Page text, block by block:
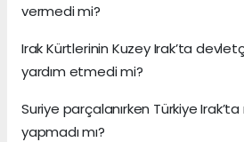
vermedi mi?
Irak Kürtlerinin Kuzey Irak’ta
yardım etmedi mi?
Suriye parçalanırken Türkiye Irak’ta
yapmadı mı?